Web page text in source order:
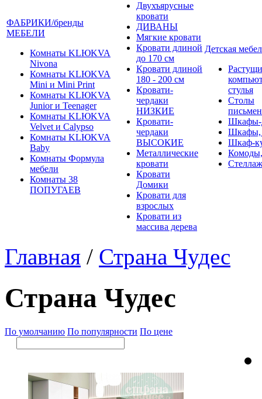
ФАБРИКИ/бренды
МЕБЕЛИ
Комнаты KLЮKVA
Nivona
Комнаты KLЮKVA
Mini и Mini Print
Комнаты KLЮKVA
Junior и Teenager
Комнаты KLЮKVA
Velvet и Calypso
Комнаты KLЮKVA
Baby
Комнаты Формула
мебели
Комнаты 38
ПОПУГАЕВ
Двухъярусные
кровати
ДИВАНЫ
Мягкие кровати
Кровати длиной
до 170 см
Кровати длиной
180 - 200 см
Кровати-
чердаки
НИЗКИЕ
Кровати-
чердаки
ВЫСОКИЕ
Металлические
кровати
Кровати
Домики
Кровати для
взрослых
Кровати из
массива дерева
Детская
стулья
Столы
Шкафы-
Шкафы,
Шкаф-
Главная / Страна Чудес
Страна Чудес
По умолчанию По популярности По цене